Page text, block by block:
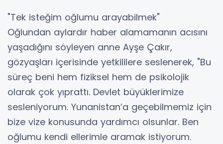
"Tek isteğim oğlumu arayabilmek"
Oğlundan aylardır haber alamamanın acısını
yaşadığını söyleyen anne Ayşe Çakır,
gözyaşları içerisinde yetkililere seslenerek, "Bu
süreç beni hem fiziksel hem de psikolojik
olarak çok yıprattı. Devlet büyüklerimize
sesleniyorum. Yunanistan’a geçebilmemiz için
bize vize konusunda yardımcı olsunlar. Ben
oğlumu kendi ellerimle aramak istiyorum.